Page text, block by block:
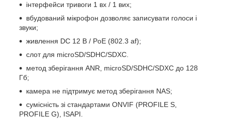
інтерфейси тривоги 1 вх / 1 вих;
вбудований мікрофон дозволяє записувати голоси і
звуки;
живлення DC 12 В / PoE (802.3 af);
слот для microSD/SDHC/SDXC.
метод зберігання ANR, microSD/SDHC/SDXC до 128
Гб;
камера не підтримує метод зберігання NAS;
сумісність зі стандартами ONVIF (PROFILE S,
PROFILE G), ISAPI.